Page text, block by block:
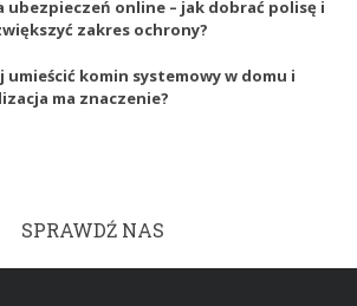
ubezpieczeń online – jak dobrać polisę i
zakres ochrony?
umieścić komin systemowy w domu i
ma znaczenie?
SPRAWDŹ NAS